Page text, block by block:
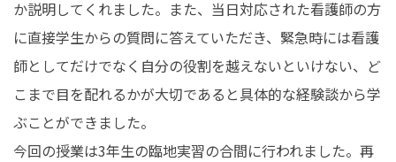
か説明してくれました。また、当日対応された看護師の方
に直接学生からの質問に答えていただき、緊急時には看護
師としてだけでなく自分の役割を越えないといけない、ど
こまで目を配れるかが大切であると具体的な経験談から学
ぶことができました。
今回の授業は3年生の臨地実習の合間に行われました。再